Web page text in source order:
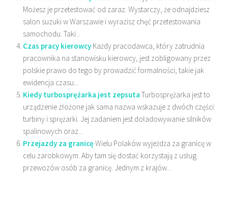
Możesz je przetestować od zaraz. Wystarczy, że odnajdziesz
salon suzuki w Warszawie i wyrazisz chęć przetestowania
samochodu. Taki...
Czas pracy kierowcy Każdy pracodawca, który zatrudnia
pracownika na stanowisku kierowcy, jest zobligowany przez
polskie prawo do tego by prowadzić formalności, takie jak
ewidencja czasu...
Kiedy turbosprężarka jest zepsuta Turbosprężarka jest to
urządzenie złożone jak sama nazwa wskazuje z dwóch części:
turbiny i sprężarki. Jej zadaniem jest doładowywanie silników
spalinowych oraz...
Przejazdy za granicę Wielu Polaków wyjeżdża za granicę w
celu zarobkowym. Aby tam się dostać korzystają z usług
przewozów osób za granicę. Jednym z krajów...